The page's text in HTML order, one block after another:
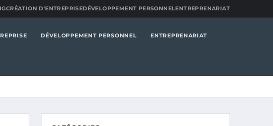
CRÉATION D'ENTREPRISEDÉVELOPPEMENT PERSONNELENTREPRENARIAT
DÉVELOPPEMENT PERSONNEL ENTREPRENARIAT